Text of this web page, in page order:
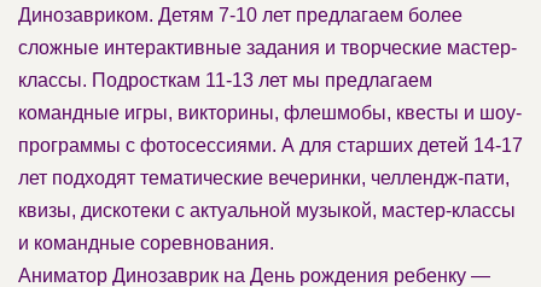
Динозавриком. Детям 7-10 лет предлагаем более
сложные интерактивные задания и творческие мастер-
классы. Подросткам 11-13 лет мы предлагаем
командные игры, викторины, флешмобы, квесты и шоу-
программы с фотосессиями. А для старших детей 14-17
лет подходят тематические вечеринки, челлендж-пати,
квизы, дискотеки с актуальной музыкой, мастер-классы
и командные соревнования.
Аниматор Динозаврик на День рождения ребенку —